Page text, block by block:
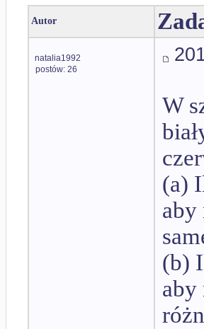
Autor
natalia1992
postów: 26
W
(a)
aby
(b)
aby